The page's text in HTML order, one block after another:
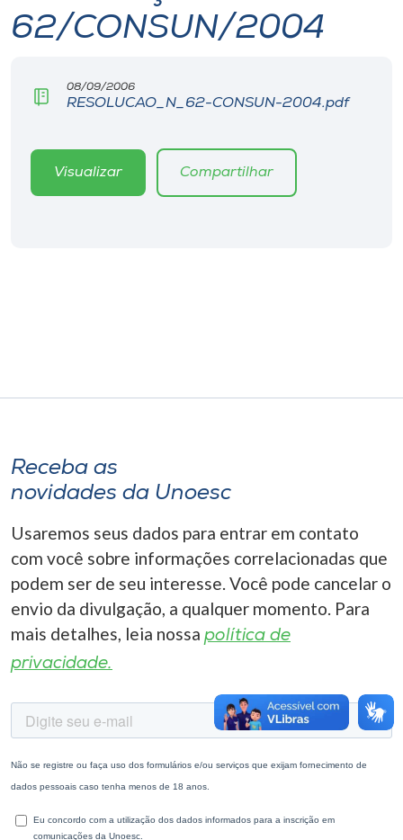
I.nova
Diplomados
Cultura
CPA
Unoesc
Store
Selecione
o idioma
A+
62/CONSUN/2004
08/09/2006
RESOLUCAO_N_62-CONSUN-2004.pdf
Visualizar Compartilhar
Receba as
novidades da Unoesc
Usaremos seus dados para entrar em contato
com você sobre informações correlacionadas que
podem ser de seu interesse. Você pode cancelar o
envio da divulgação, a qualquer momento. Para
mais detalhes, leia nossa política de
privacidade.